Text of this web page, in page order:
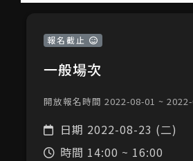
報名截止
一般場次
開放報名時間 2022-08-01 ~
日期 2022-08-23 (二)
時間 14:00 ~ 16:00